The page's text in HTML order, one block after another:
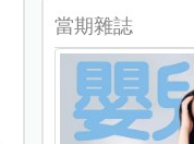
當期雜誌